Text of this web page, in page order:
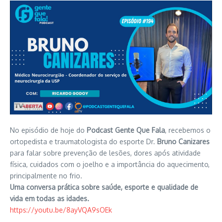
No episódio de hoje do Podcast Gente Que Fala, recebemos o
ortopedista e traumatologista do esporte Dr. Bruno Canizares
para falar sobre prevenção de lesões, dores após atividade
física, cuidados com o joelho e a importância do aquecimento,
principalmente no frio.
Uma conversa prática sobre saúde, esporte e qualidade de
vida em todas as idades.
https://youtu.be/8ayVQA9sOEk